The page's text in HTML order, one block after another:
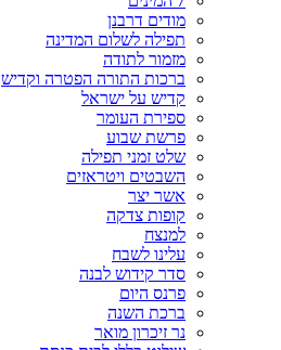
מודים דרבנן
תפילה לשלום המדינה
מזמור לתודה
ברכות התורה הפטרה וקדיש
קדיש על ישראל
ספירת העומר
פרשת שבוע
שלט זמני תפילה
השבטים ויטראזים
אשר יצר
קופות צדקה
למנצח
עלינו לשבח
סדר קידוש לבנה
פרנס היום
ברכת השנה
נר זיכרון מואר